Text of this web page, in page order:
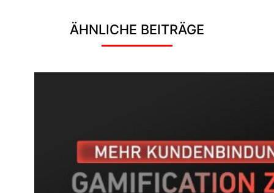
ÄHNLICHE BEITRÄGE